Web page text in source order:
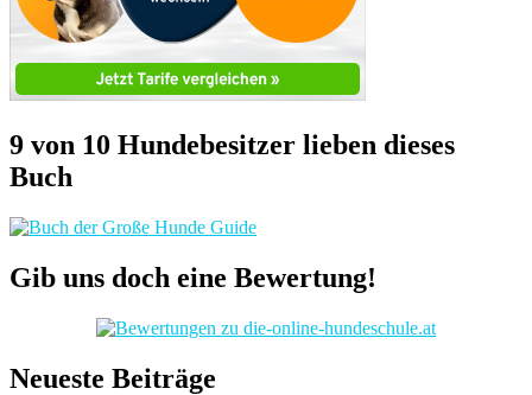
9 von 10 Hundebesitzer lieben dieses
Buch
Gib uns doch eine Bewertung!
Neueste Beiträge